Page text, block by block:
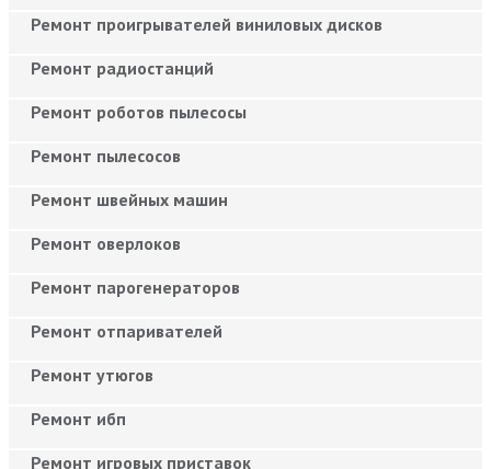
Ремонт проигрывателей виниловых дисков
Ремонт радиостанций
Ремонт роботов пылесосы
Ремонт пылесосов
Ремонт швейных машин
Ремонт оверлоков
Ремонт парогенераторов
Ремонт отпаривателей
Ремонт утюгов
Ремонт ибп
Ремонт игровых приставок